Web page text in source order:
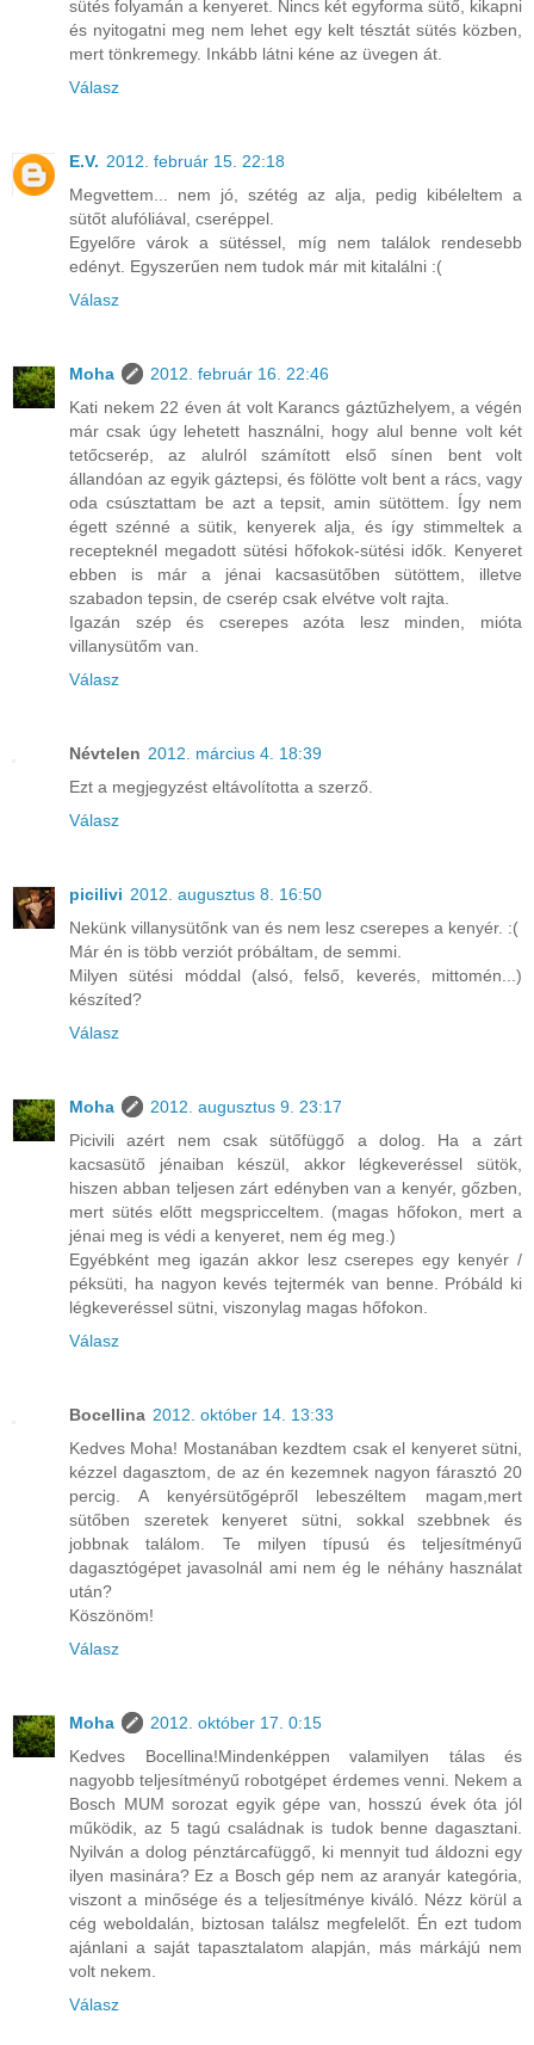
sütés folyamán a kenyeret. Nincs két egyforma sütő, kikapni
és nyitogatni meg nem lehet egy kelt tésztát sütés közben,
mert tönkremegy. Inkább látni kéne az üvegen át.
Válasz
E.V. 2012. február 15. 22:18
Megvettem... nem jó, szétég az alja, pedig kibéleltem a
sütőt alufóliával, cseréppel.
Egyelőre várok a sütéssel, míg nem találok rendesebb
edényt. Egyszerűen nem tudok már mit kitalálni :(
Válasz
Moha
2012. február 16. 22:46
Kati nekem 22 éven át volt Karancs gáztűzhelyem, a végén
már csak úgy lehetett használni, hogy alul benne volt két
tetőcserép, az alulról számított első sínen bent volt
állandóan az egyik gáztepsi, és fölötte volt bent a rács, vagy
oda csúsztattam be azt a tepsit, amin sütöttem. Így nem
égett szénné a sütik, kenyerek alja, és így stimmeltek a
recepteknél megadott sütési hőfokok-sütési idők. Kenyeret
ebben is már a jénai kacsasütőben sütöttem, illetve
szabadon tepsin, de cserép csak elvétve volt rajta.
Igazán szép és cserepes azóta lesz minden, mióta
villanysütőm van.
Válasz
Névtelen 2012. március 4. 18:39
Ezt a megjegyzést eltávolította a szerző.
Válasz
picilivi 2012. augusztus 8. 16:50
Nekünk villanysütőnk van és nem lesz cserepes a kenyér. :(
Már én is több verziót próbáltam, de semmi.
Milyen sütési móddal (alsó, felső, keverés, mittomén...)
készíted?
Válasz
Moha
2012. augusztus 9. 23:17
Picivili azért nem csak sütőfüggő a dolog. Ha a zárt
kacsasütő jénaiban készül, akkor légkeveréssel sütök,
hiszen abban teljesen zárt edényben van a kenyér, gőzben,
mert sütés előtt megspricceltem. (magas hőfokon, mert a
jénai meg is védi a kenyeret, nem ég meg.)
Egyébként meg igazán akkor lesz cserepes egy kenyér /
péksüti, ha nagyon kevés tejtermék van benne. Próbáld ki
légkeveréssel sütni, viszonylag magas hőfokon.
Válasz
Bocellina 2012. október 14. 13:33
Kedves Moha! Mostanában kezdtem csak el kenyeret sütni,
kézzel dagasztom, de az én kezemnek nagyon fárasztó 20
percig. A kenyérsütőgépről lebeszéltem magam,mert
sütőben szeretek kenyeret sütni, sokkal szebbnek és
jobbnak találom. Te milyen típusú és teljesítményű
dagasztógépet javasolnál ami nem ég le néhány használat
után?
Köszönöm!
Válasz
Moha
2012. október 17. 0:15
Kedves Bocellina!Mindenképpen valamilyen tálas és
nagyobb teljesítményű robotgépet érdemes venni. Nekem a
Bosch MUM sorozat egyik gépe van, hosszú évek óta jól
működik, az 5 tagú családnak is tudok benne dagasztani.
Nyilván a dolog pénztárcafüggő, ki mennyit tud áldozni egy
ilyen masinára? Ez a Bosch gép nem az aranyár kategória,
viszont a minősége és a teljesítménye kiváló. Nézz körül a
cég weboldalán, biztosan találsz megfelelőt. Én ezt tudom
ajánlani a saját tapasztalatom alapján, más márkájú nem
volt nekem.
Válasz